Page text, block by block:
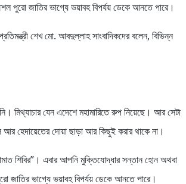
জাতির ভাগ্যে ভয়াবহ বিপর্যয় ডেকে আনতে পারে।
শেখ মো. আবদুল্লাহ সাংবাদিকদের বলেন, বিভিন্ন
মিথ্যাচার যেন এদেশে মহামারিতে রুপ নিয়েছে। আর সেটা
হেদায়েতের দোয়া ছাড়া আর কিছুই করার থাকে না।
শিবির”। এবার আপনি মুক্তিযোদ্ধার সন্তান হোন অথবা
ভাগ্যে ভয়াবহ বিপর্যয় ডেকে আনতে পারে।